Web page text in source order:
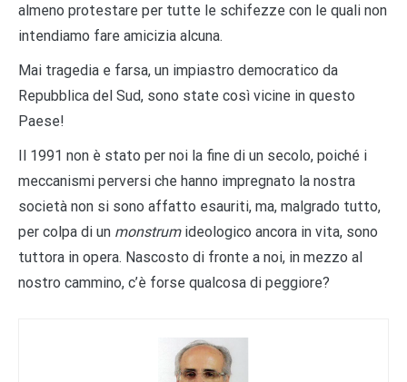
almeno protestare per tutte le schifezze con le quali non
intendiamo fare amicizia alcuna.
Mai tragedia e farsa, un impiastro democratico da
Repubblica del Sud, sono state così vicine in questo
Paese!
Il 1991 non è stato per noi la fine di un secolo, poiché i
meccanismi perversi che hanno impregnato la nostra
società non si sono affatto esauriti, ma, malgrado tutto,
per colpa di un monstrum ideologico ancora in vita, sono
tuttora in opera. Nascosto di fronte a noi, in mezzo al
nostro cammino, c’è forse qualcosa di peggiore?